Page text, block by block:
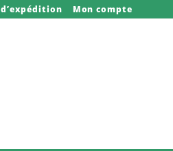
Mon compte